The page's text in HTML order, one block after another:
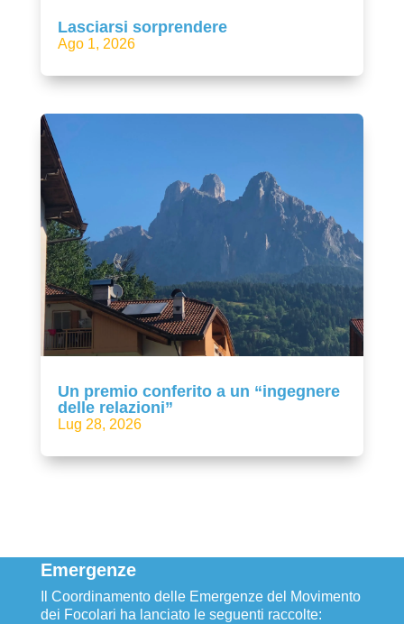
Lasciarsi sorprendere
Ago 1, 2026
Un premio conferito a un “ingegnere
delle relazioni”
Lug 28, 2026
Emergenze
Il Coordinamento delle Emergenze del Movimento
dei Focolari ha lanciato le seguenti raccolte: